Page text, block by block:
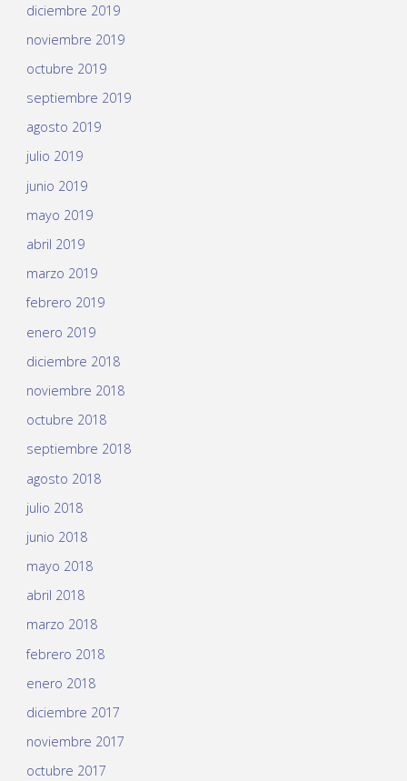
diciembre 2019
noviembre 2019
octubre 2019
septiembre 2019
agosto 2019
julio 2019
junio 2019
mayo 2019
abril 2019
marzo 2019
febrero 2019
enero 2019
diciembre 2018
noviembre 2018
octubre 2018
septiembre 2018
agosto 2018
julio 2018
junio 2018
mayo 2018
abril 2018
marzo 2018
febrero 2018
enero 2018
diciembre 2017
noviembre 2017
octubre 2017